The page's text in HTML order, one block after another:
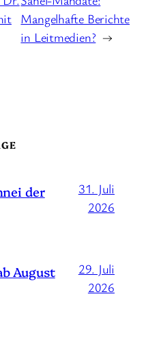
Mangelhafte Berichte
in Leitmedien? →
der
31. Juli
2026
August
29. Juli
2026